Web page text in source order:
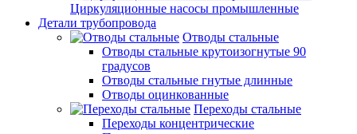
Циркуляционные насосы промышленные
Детали трубопровода
Отводы стальные
Отводы стальные крутоизогнутые 90
градусов
Отводы стальные гнутые длинные
Отводы оцинкованные
Переходы стальные
Переходы концентрические